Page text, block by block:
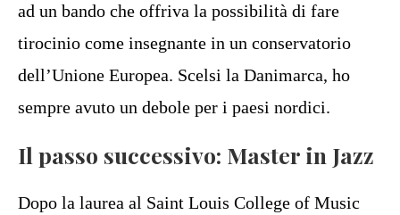
ad un bando che offriva la possibilità di fare
tirocinio come insegnante in un conservatorio
dell’Unione Europea. Scelsi la Danimarca, ho
sempre avuto un debole per i paesi nordici.
Il passo successivo: Master in Jazz
Dopo la laurea al Saint Louis College of Music